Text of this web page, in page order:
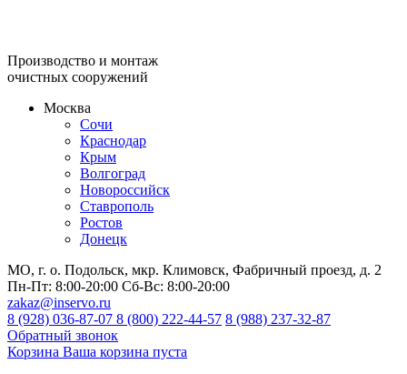
Производство и монтаж
очистных сооружений
Москва
Сочи
Краснодар
Крым
Волгоград
Новороссийск
Ставрополь
Ростов
Донецк
МО, г. о. Подольск, мкр. Климовск, Фабричный проезд, д. 2
Пн-Пт: 8:00-20:00 Сб-Вс: 8:00-20:00
zakaz@inservo.ru
8 (928) 036-87-07 8 (800) 222-44-57 8 (988) 237-32-87
Обратный звонок
Корзина Ваша корзина пуста